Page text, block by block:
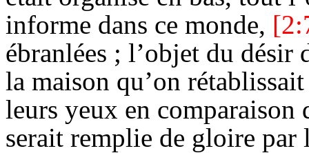
informe dans ce monde,
ébranlées ; l’objet du désir
la maison qu’on
leurs yeux en comparaison
serait remplie de gloire par